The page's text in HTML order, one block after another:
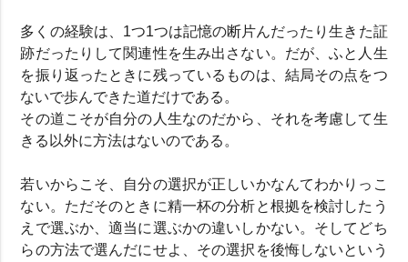
多くの経験は、1つ1つは記憶の断片んだったり生きた証
跡だったりして関連性を生み出さない。だが、ふと人生
を振り返ったときに残っているものは、結局その点をつ
ないで歩んできた道だけである。
その道こそが自分の人生なのだから、それを考慮して生
きる以外に方法はないのである。
若いからこそ、自分の選択が正しいかなんてわかりっこ
ない。ただそのときに精一杯の分析と根拠を検討したう
えで選ぶか、適当に選ぶかの違いしかない。そしてどち
らの方法で選んだにせよ、その選択を後悔しないという